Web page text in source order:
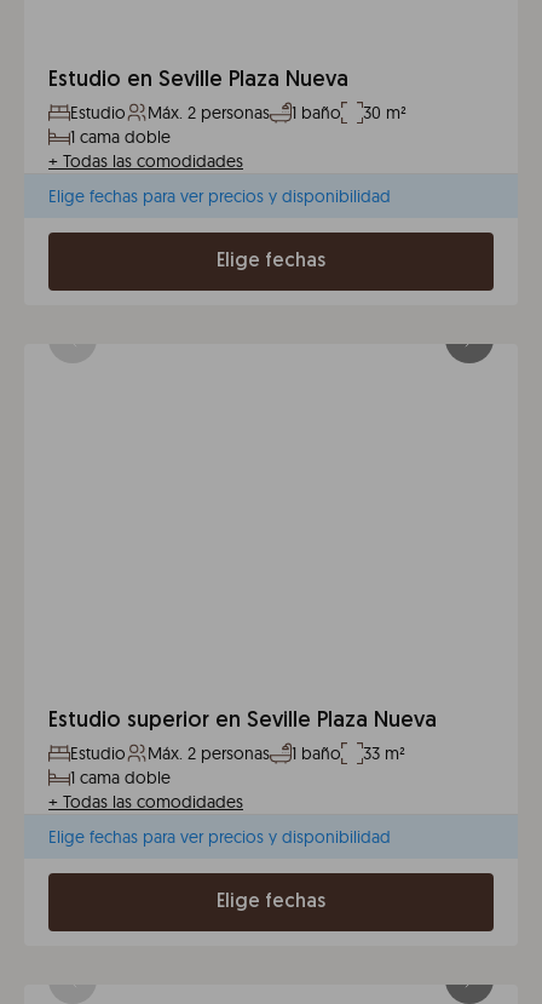
Estudio en Seville Plaza Nueva
Estudio Máx. 2 personas 1 baño
30 m²
1 cama doble
+ Todas las comodidades
Elige fechas para ver precios y disponibilidad
Elige fechas
Estudio superior en Seville Plaza Nueva
Estudio Máx. 2 personas 1 baño
33 m²
1 cama doble
+ Todas las comodidades
Elige fechas para ver precios y disponibilidad
Elige fechas